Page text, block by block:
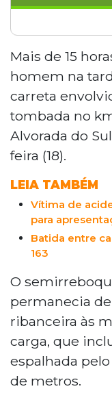
Mais de 15
matou um
(17), uma
382 da BR-
O
permanecia
ribanceira,
acostamento.
atingido. O
sobreviveu.
seguem sob
Mais de 15
homem na
carreta
tombada no
Alvorada do
feira (18).
LEIA TAMBÉM
Vítima de
para
Batida entre
163
O
permanecia
ribanceira às
carga, que
espalhada
de metros.